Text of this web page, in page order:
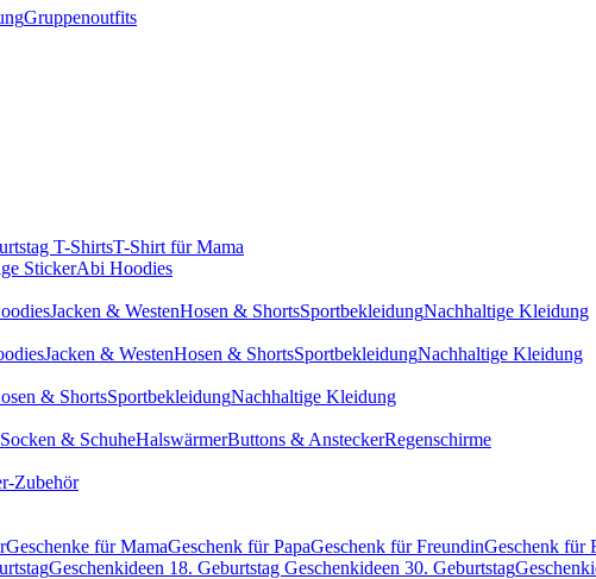
Gruppenoutfits
T-ShirtsT-Shirt für Mama
StickerAbi Hoodies
Jacken & WestenHosen & ShortsSportbekleidungNachhaltige Kleidung
Jacken & WestenHosen & ShortsSportbekleidungNachhaltige Kleidung
& ShortsSportbekleidungNachhaltige Kleidung
Socken & SchuheHalswärmerButtons & AnsteckerRegenschirme
Zubehör
Geschenke für MamaGeschenk für PapaGeschenk für FreundinGeschenk für
Geschenkideen 18. Geburtstag Geschenkideen 30. Geburtstag